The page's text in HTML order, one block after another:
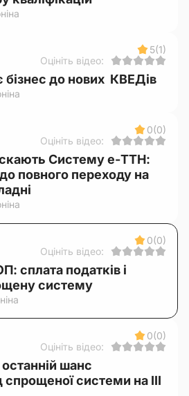
5(1)
Оцініть відео:
бізнес до нових КВЕДів
0(0)
Оцініть відео:
Систему е-ТТН:
повного переходу на
0(0)
Оцініть відео:
сплата податків і
систему
0(0)
Оцініть відео:
шанс
спрощеної системи на III